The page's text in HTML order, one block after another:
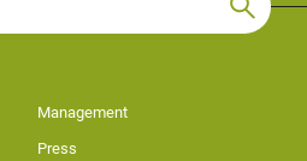
Management
Press